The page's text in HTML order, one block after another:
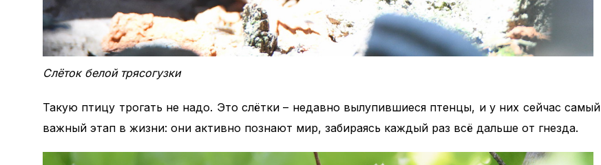
Слёток белой трясогузки
Такую птицу трогать не надо. Это слётки – недавно вылупившиеся птенцы, и у них сейчас самый
важный этап в жизни: они активно познают мир, забираясь каждый раз всё дальше от гнезда.